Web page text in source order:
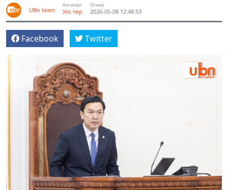
UBn team
Ангилал
Улс төр
Огноо
2026-05-08 12:48:53
Facebook Twitter